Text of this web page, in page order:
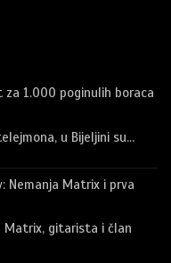
za 1.000 poginulih boraca
u Bijeljini su…
Nemanja Matrix i prva
Matrix, gitarista i član